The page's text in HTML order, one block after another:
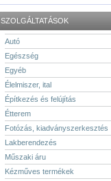
SZOLGÁLTATÁSOK
Autó
Egészség
Egyéb
Élelmiszer, ital
Építkezés és felújítás
Étterem
Fotózás, kiadványszerkesztés
Lakberendezés
Műszaki áru
Kézműves termékek